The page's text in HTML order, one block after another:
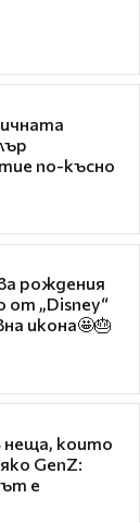
по-късно
рождения
от „Disney“
икона🤩🎂
неща, които
GenZ:
е